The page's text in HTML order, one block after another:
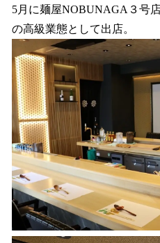
5月に麺屋NOBUNAGA３号
の高級業態として出店。